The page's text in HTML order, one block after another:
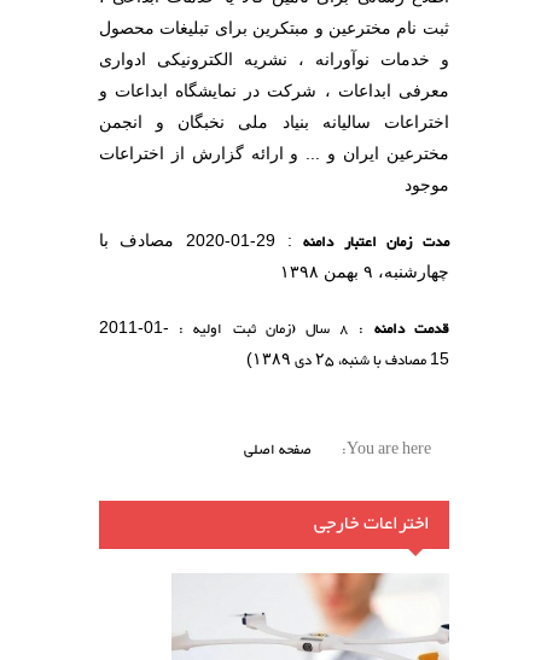
ثبت نام مخترعین و مبتکرین برای تبلیغات محصول
و خدمات نوآورانه ، نشریه الکترونیکی ادواری
معرفی ابداعات ، شرکت در نمایشگاه ابداعات و
اختراعات سالیانه بنیاد ملی نخبگان و انجمن
مخترعین ایران و ... و ارائه گزارش از اختراعات
موجود
مدت زمان اعتبار دامنه
: 29-01-2020 مصادف با
چهارشنبه، ۹ بهمن ۱۳۹۸
قدمت دامنه : 8 سال (زمان ثبت اولیه :
2011-01-
15 مصادف با شنبه،۲۵دی۱۳۸۹)
You are here: صفحه اصلی
اختراعات خارجی